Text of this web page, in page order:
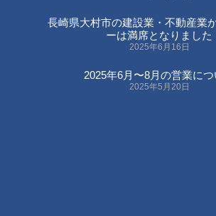
長崎県大村市の建設業・不動産業
ーは満席となりました
2025年6月16日
2025年6月〜8月の営業につ
2025年5月20日